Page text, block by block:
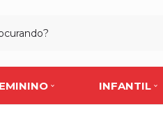
INFANTIL